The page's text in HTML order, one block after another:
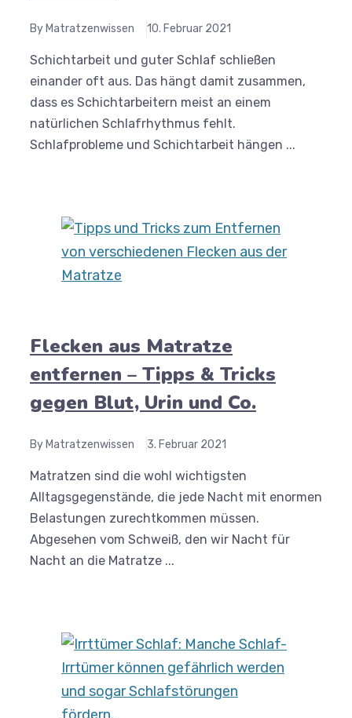
By Matratzenwissen 10. Februar 2021
Schichtarbeit und guter Schlaf schließen
einander oft aus. Das hängt damit zusammen,
dass es Schichtarbeitern meist an einem
natürlichen Schlafrhythmus fehlt.
Schlafprobleme und Schichtarbeit hängen ...
Flecken aus Matratze
entfernen – Tipps & Tricks
gegen Blut, Urin und Co.
By Matratzenwissen 3. Februar 2021
Matratzen sind die wohl wichtigsten
Alltagsgegenstände, die jede Nacht mit enormen
Belastungen zurechtkommen müssen.
Abgesehen vom Schweiß, den wir Nacht für
Nacht an die Matratze ...